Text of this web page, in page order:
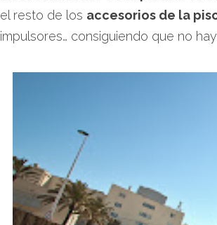
el resto de los accesorios de la
impulsores… consiguiendo que no